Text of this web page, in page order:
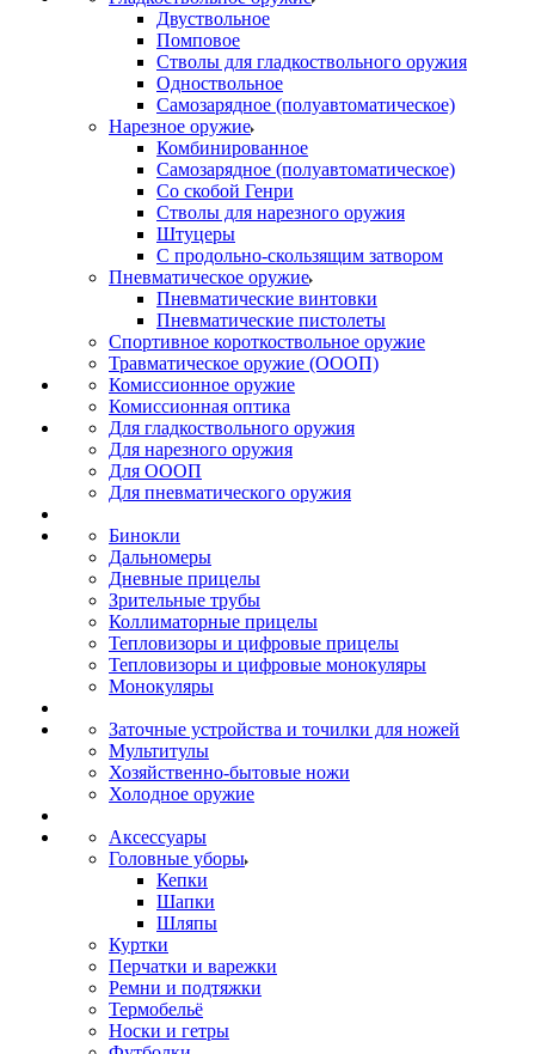
Двуствольное
Помповое
Стволы для гладкоствольного оружия
Одноствольное
Самозарядное (полуавтоматическое)
Нарезное оружие
Комбинированное
Самозарядное (полуавтоматическое)
Со скобой Генри
Стволы для нарезного оружия
Штуцеры
С продольно-скользящим затвором
Пневматическое оружие
Пневматические винтовки
Пневматические пистолеты
Спортивное короткоствольное оружие
Травматическое оружие (ОООП)
Комиссионное оружие
Комиссионная оптика
Для гладкоствольного оружия
Для нарезного оружия
Для ОООП
Для пневматического оружия
Бинокли
Дальномеры
Дневные прицелы
Зрительные трубы
Коллиматорные прицелы
Тепловизоры и цифровые прицелы
Тепловизоры и цифровые монокуляры
Монокуляры
Заточные устройства и точилки для ножей
Мультитулы
Хозяйственно-бытовые ножи
Холодное оружие
Аксессуары
Головные уборы
Кепки
Шапки
Шляпы
Куртки
Перчатки и варежки
Ремни и подтяжки
Термобельё
Носки и гетры